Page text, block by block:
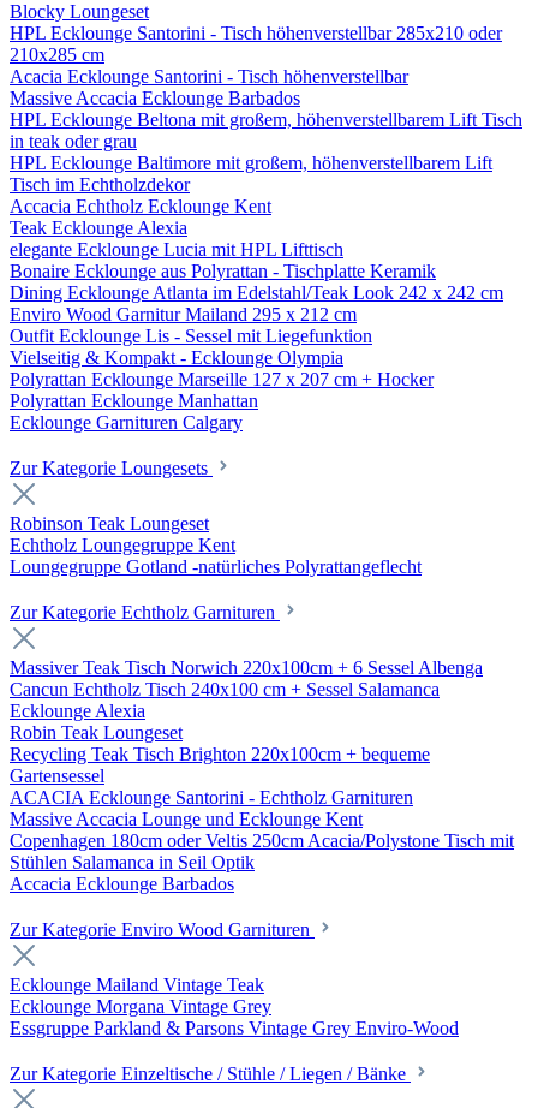
Blocky Loungeset
HPL Ecklounge Santorini - Tisch höhenverstellbar 285x210 oder
210x285 cm
Acacia Ecklounge Santorini - Tisch höhenverstellbar
Massive Accacia Ecklounge Barbados
HPL Ecklounge Beltona mit großem, höhenverstellbarem Lift Tisch
in teak oder grau
HPL Ecklounge Baltimore mit großem, höhenverstellbarem Lift
Tisch im Echtholzdekor
Accacia Echtholz Ecklounge Kent
Teak Ecklounge Alexia
elegante Ecklounge Lucia mit HPL Lifttisch
Bonaire Ecklounge aus Polyrattan - Tischplatte Keramik
Dining Ecklounge Atlanta im Edelstahl/Teak Look 242 x 242 cm
Enviro Wood Garnitur Mailand 295 x 212 cm
Outfit Ecklounge Lis - Sessel mit Liegefunktion
Vielseitig & Kompakt - Ecklounge Olympia
Polyrattan Ecklounge Marseille 127 x 207 cm + Hocker
Polyrattan Ecklounge Manhattan
Ecklounge Garnituren Calgary
Zur Kategorie Loungesets
Robinson Teak Loungeset
Echtholz Loungegruppe Kent
Loungegruppe Gotland -natürliches Polyrattangeflecht
Zur Kategorie Echtholz Garnituren
Massiver Teak Tisch Norwich 220x100cm + 6 Sessel Albenga
Cancun Echtholz Tisch 240x100 cm + Sessel Salamanca
Ecklounge Alexia
Robin Teak Loungeset
Recycling Teak Tisch Brighton 220x100cm + bequeme
Gartensessel
ACACIA Ecklounge Santorini - Echtholz Garnituren
Massive Accacia Lounge und Ecklounge Kent
Copenhagen 180cm oder Veltis 250cm Acacia/Polystone Tisch mit
Stühlen Salamanca in Seil Optik
Accacia Ecklounge Barbados
Zur Kategorie Enviro Wood Garnituren
Ecklounge Mailand Vintage Teak
Ecklounge Morgana Vintage Grey
Essgruppe Parkland & Parsons Vintage Grey Enviro-Wood
Zur Kategorie Einzeltische / Stühle / Liegen / Bänke